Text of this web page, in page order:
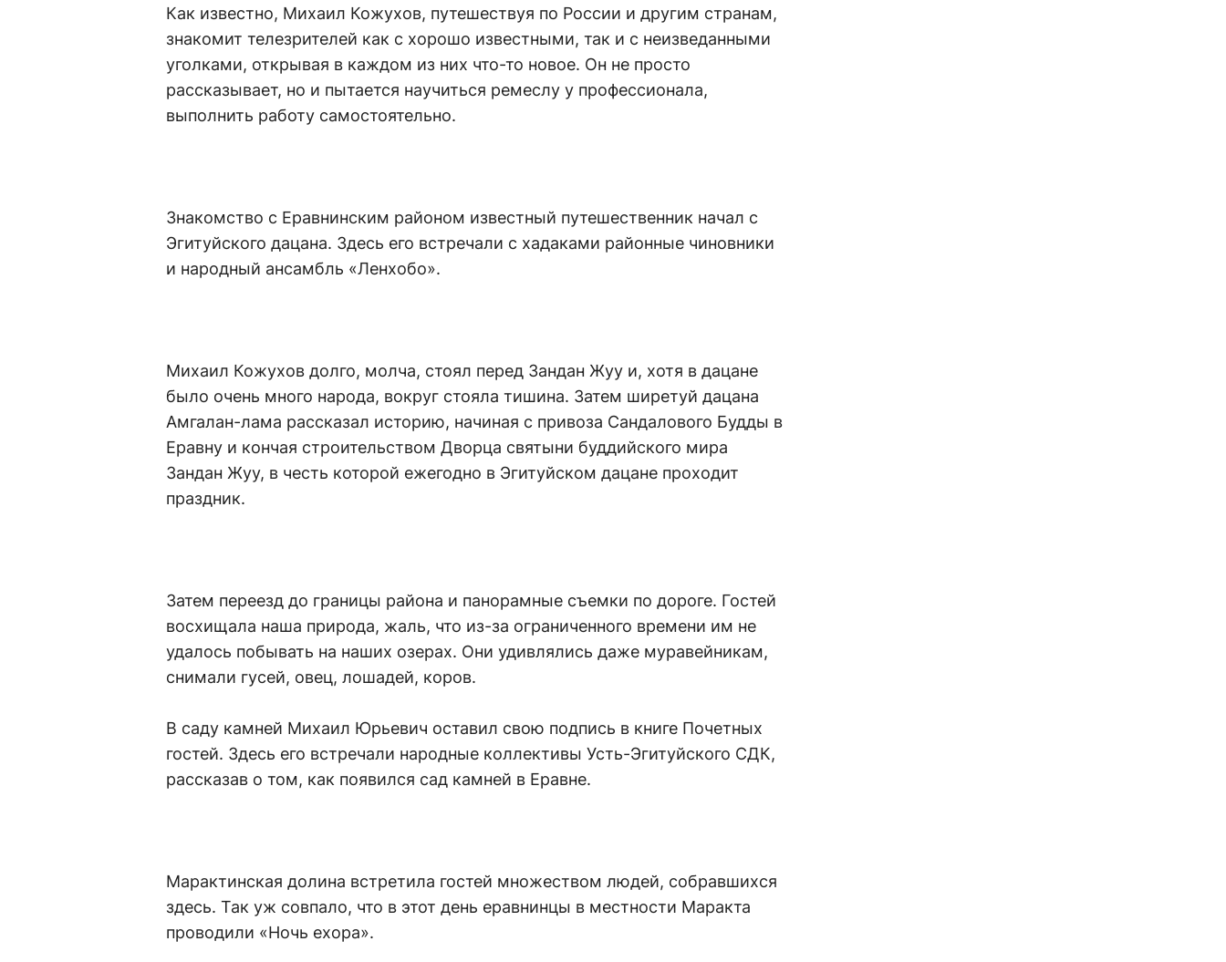
Как известно, Михаил Кожухов, путешествуя по России и другим странам,
знакомит телезрителей как с хорошо известными, так и с неизведанными
уголками, открывая в каждом из них что-то новое. Он не просто
рассказывает, но и пытается научиться ремеслу у профессионала,
выполнить работу самостоятельно.
Знакомство с Еравнинским районом известный путешественник начал с
Эгитуйского дацана. Здесь его встречали с хадаками районные чиновники
и народный ансамбль «Ленхобо».
Михаил Кожухов долго, молча, стоял перед Зандан Жуу и, хотя в дацане
было очень много народа, вокруг стояла тишина. Затем ширетуй дацана
Амгалан-лама рассказал историю, начиная с привоза Сандалового Будды в
Еравну и кончая строительством Дворца святыни буддийского мира
Зандан Жуу, в честь которой ежегодно в Эгитуйском дацане проходит
праздник.
Затем переезд до границы района и панорамные съемки по дороге. Гостей
восхищала наша природа, жаль, что из-за ограниченного времени им не
удалось побывать на наших озерах. Они удивлялись даже муравейникам,
снимали гусей, овец, лошадей, коров.
В саду камней Михаил Юрьевич оставил свою подпись в книге Почетных
гостей. Здесь его встречали народные коллективы Усть-Эгитуйского СДК,
рассказав о том, как появился сад камней в Еравне.
Марактинская долина встретила гостей множеством людей, собравшихся
здесь. Так уж совпало, что в этот день еравнинцы в местности Маракта
проводили «Ночь ехора».